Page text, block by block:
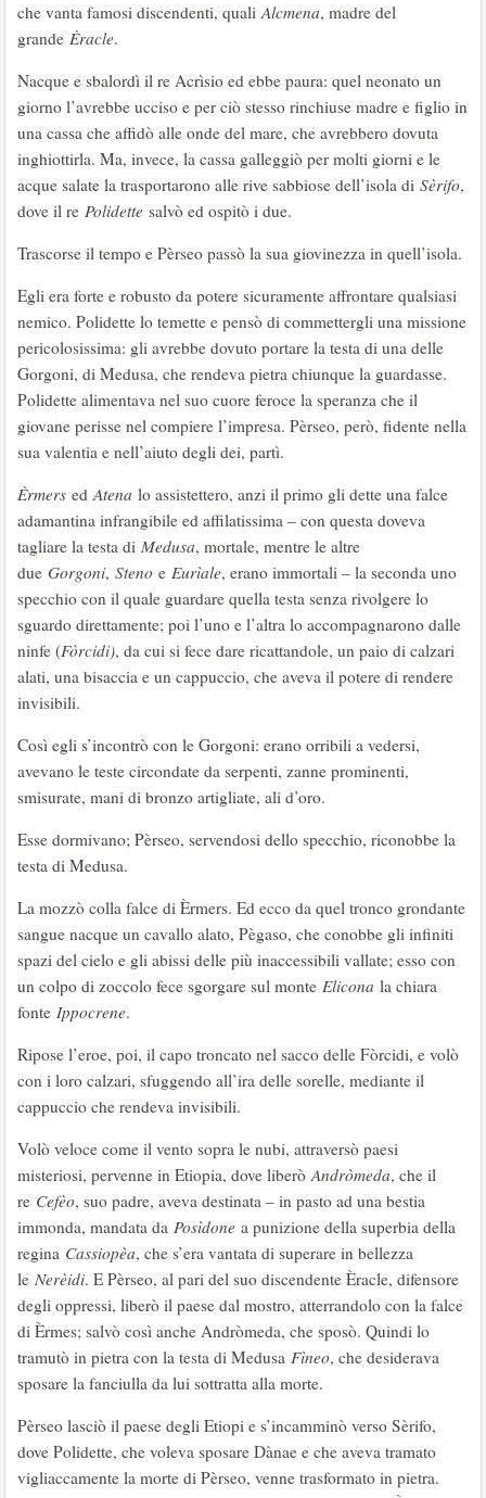
che vanta famosi discendenti, qualiAlcmena, madre del
grande Èracle.
Nacque e sbalordì il re Acrìsio ed ebbe paura: quel neonato un
giorno l’avrebbe ucciso e per ciò stesso rinchiuse madre e figlio in
una cassa che affidò alle onde del mare, che avrebbero dovuta
inghiottirla. Ma, invece, la cassa galleggiò per molti giorni e le
acque salate la trasportarono alle rive sabbiose dell’isola di Sèrifo,
dove il re Polidette salvò ed ospitò i due.
Trascorse il tempo e Pèrseo passò la sua giovinezza in quell’isola.
Egli era forte e robusto da potere sicuramente affrontare qualsiasi
nemico. Polidette lo temette e pensò di commettergli una missione
pericolosissima: gli avrebbe dovuto portare la testa di una delle
Gorgoni, di Medusa, che rendeva pietra chiunque la guardasse.
Polidette alimentava nel suo cuore feroce la speranza che il
giovane perisse nel compiere l’impresa. Pèrseo, però, fidente nella
sua valentia e nell’aiuto degli dei, partì.
Èrmers edAtena lo assistettero, anzi il primo gli dette una falce
adamantina infrangibile ed affilatissima – con questa doveva
tagliare la testa di Medusa, mortale, mentre le altre
due Gorgoni, Steno e Eurìale, erano immortali – la seconda uno
specchio con il quale guardare quella testa senza rivolgere lo
sguardo direttamente; poi l’uno e l’altra lo accompagnarono dalle
ninfe (Fòrcidi), da cui si fece dare ricattandole, un paio di calzari
alati, una bisaccia e un cappuccio, che aveva il potere di rendere
invisibili.
Così egli s’incontrò con le Gorgoni: erano orribili a vedersi,
avevano le teste circondate da serpenti, zanne prominenti,
smisurate, mani di bronzo artigliate, ali d’oro.
Esse dormivano; Pèrseo, servendosi dello specchio, riconobbe la
testa di Medusa.
La mozzò colla falce di Èrmers. Ed ecco da quel tronco grondante
sangue nacque un cavallo alato, Pègaso, che conobbe gli infiniti
spazi del cielo e gli abissi delle più inaccessibili vallate; esso con
un colpo di zoccolo fece sgorgare sul monte Elicona la chiara
fonte Ippocrene.
Ripose l’eroe, poi, il capo troncato nel sacco delle Fòrcidi, e volò
con i loro calzari, sfuggendo all’ira delle sorelle, mediante il
cappuccio che rendeva invisibili.
Volò veloce come il vento sopra le nubi, attraversò paesi
misteriosi, pervenne in Etiopia, dove liberòAndròmeda, che il
re Cefèo, suo padre, aveva destinata – in pasto ad una bestia
immonda, mandata da Posìdone a punizione della superbia della
regina Cassiopèa, che s’era vantata di superare in bellezza
le Nerèidi. E Pèrseo, al pari del suo discendente Èracle, difensore
degli oppressi, liberò il paese dal mostro, atterrandolo con la falce
di Èrmes; salvò così anche Andròmeda, che sposò. Quindi lo
tramutò in pietra con la testa di Medusa Fìneo, che desiderava
sposare la fanciulla da lui sottratta alla morte.
Pèrseo lasciò il paese degli Etiopi e s’incamminò verso Sèrifo,
dove Polidette, che voleva sposare Dànae e che aveva tramato
vigliaccamente la morte di Pèrseo, venne trasformato in pietra.